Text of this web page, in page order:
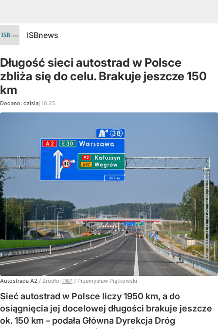
ISBnews
Długość sieci autostrad w Polsce
zbliża się do celu. Brakuje jeszcze 150
km
Dodano: dzisiaj 16:25
Autostrada A2 / Źródło: PAP / Przemysław Piątkowski
Sieć autostrad w Polsce liczy 1950 km, a do
osiągnięcia jej docelowej długości brakuje jeszcze
ok. 150 km – podała Główna Dyrekcja Dróg